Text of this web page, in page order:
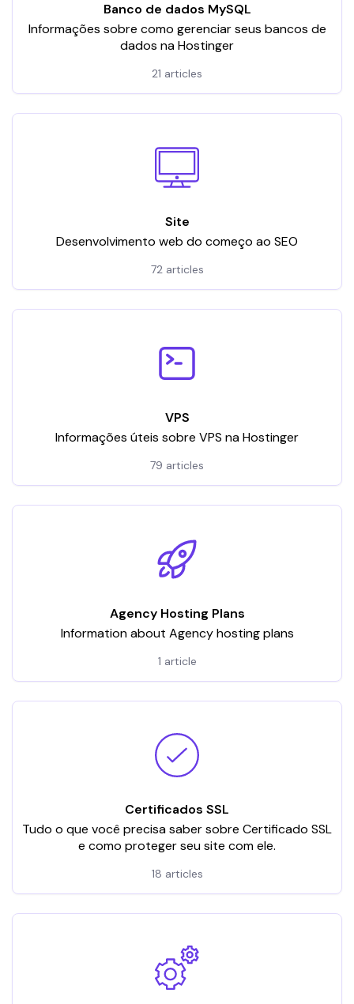
Banco de dados MySQL
Informações sobre como gerenciar seus bancos de
dados na Hostinger
21 articles
Site
Desenvolvimento web do começo ao SEO
72 articles
VPS
Informações úteis sobre VPS na Hostinger
79 articles
Agency Hosting Plans
Information about Agency hosting plans
1 article
Certificados SSL
Tudo o que você precisa saber sobre Certificado SSL
e como proteger seu site com ele.
18 articles